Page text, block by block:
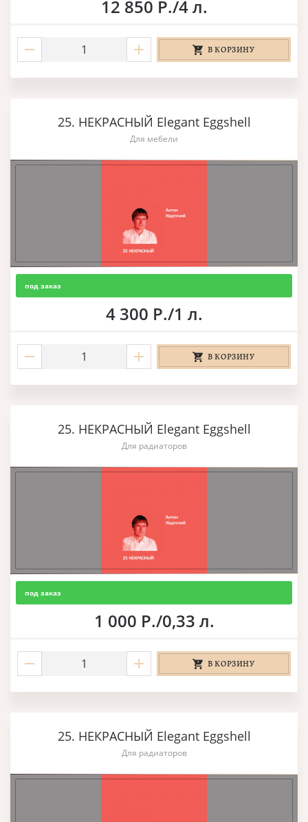
12 850 Р./4 л.
В КОРЗИНУ
25. НЕКРАСНЫЙ Elegant Eggshell
Для мебели
под заказ
4 300 Р./1 л.
В КОРЗИНУ
25. НЕКРАСНЫЙ Elegant Eggshell
Для радиаторов
под заказ
1 000 Р./0,33 л.
В КОРЗИНУ
25. НЕКРАСНЫЙ Elegant Eggshell
Для радиаторов